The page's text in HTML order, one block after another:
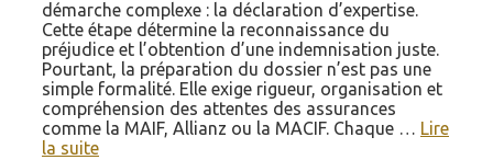
démarche complexe : la déclaration d’expertise.
Cette étape détermine la reconnaissance du
préjudice et l’obtention d’une indemnisation juste.
Pourtant, la préparation du dossier n’est pas une
simple formalité. Elle exige rigueur, organisation et
compréhension des attentes des assurances
comme la MAIF, Allianz ou la MACIF. Chaque … Lire
la suite